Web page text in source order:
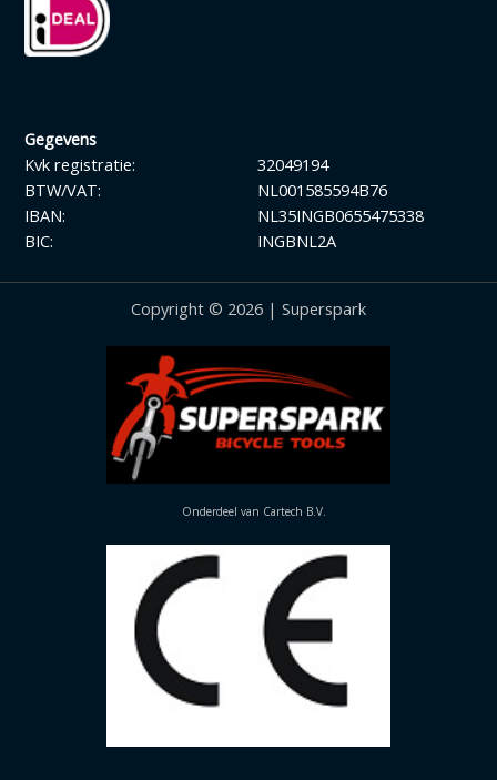
Gegevens
Kvk registratie:
BTW/VAT:
IBAN:
BIC:
32049194
NL001585594B76
NL35INGB0655475338
INGBNL2A
Copyright © 2026 | Superspark
Onderdeel van Cartech B.V.